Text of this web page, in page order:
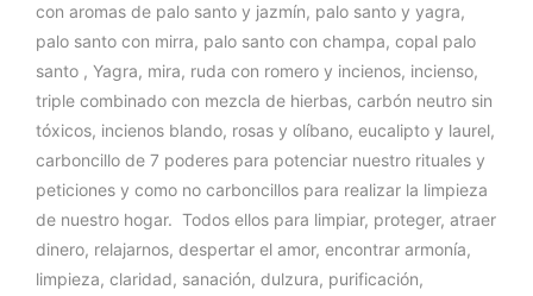
con aromas de palo santo y jazmín, palo santo y yagra,
palo santo con mirra, palo santo con champa, copal palo
santo , Yagra, mira, ruda con romero y incienos, incienso,
triple combinado con mezcla de hierbas, carbón neutro sin
tóxicos, incienos blando, rosas y olíbano, eucalipto y laurel,
carboncillo de 7 poderes para potenciar nuestro rituales y
peticiones y como no carboncillos para realizar la limpieza
de nuestro hogar. Todos ellos para limpiar, proteger, atraer
dinero, relajarnos, despertar el amor, encontrar armonía,
limpieza, claridad, sanación, dulzura, purificación,